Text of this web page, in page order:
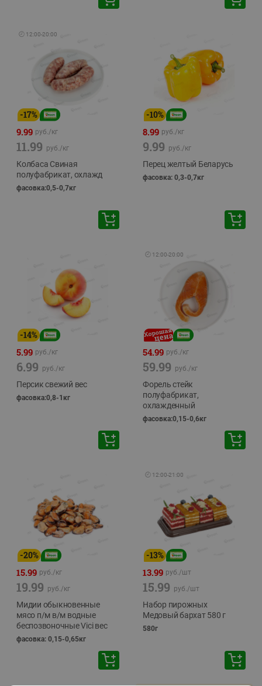
🕘 12:00-20:00
-17%
9.99 руб./кг
11.99 руб./кг
Колбаса Свиная
полуфабрикат, охлажд
фасовка:0,5-0,7кг
-10%
8.99 руб./кг
9.99 руб./кг
Перец желтый Беларусь
фасовка: 0,3-0,7кг
-14%
5.99 руб./кг
6.99 руб./кг
Персик свежий вес
фасовка:0,8-1кг
🕘 12:00-20:00
54.99 руб./кг
59.99 руб./кг
Форель стейк
полуфабрикат,
охлажденный
фасовка:0,15-0,6кг
-20%
15.99 руб./кг
19.99 руб./кг
Мидии обыкновенные
мясо п/м в/м водные
беспозвоночные Vici вес
фасовка: 0,15-0,65кг
🕘 12:00-21:00
-13%
13.99 руб./шт
15.99 руб./шт
Набор пирожных
Медовый бархат 580 г
580г